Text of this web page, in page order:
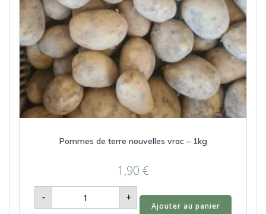
Pommes de terre nouvelles vrac – 1kg
1,90 €
-
quantité
de
Pommes
+
Ajouter au panier